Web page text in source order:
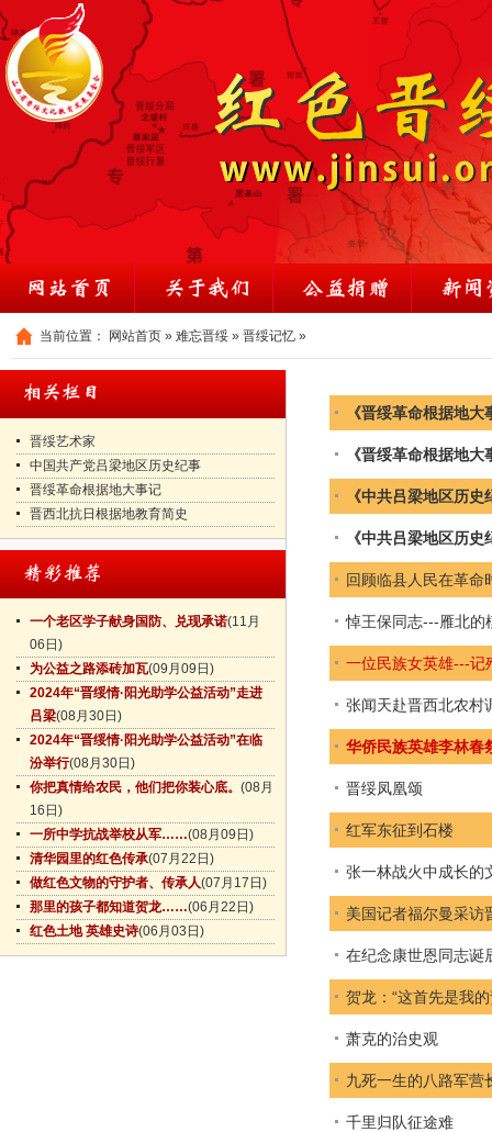
当前位置： 网站首页 » 难忘晋绥 » 晋绥记忆 »
晋绥艺术家
中国共产党吕梁地区历史纪事
晋绥革命根据地大事记
晋西北抗日根据地教育简史
一个老区学子献身国防、兑现承诺(11月
06日)
为公益之路添砖加瓦(09月09日)
2024年“晋绥情·阳光助学公益活动”走进
吕梁(08月30日)
2024年“晋绥情·阳光助学公益活动”在临
汾举行(08月30日)
你把真情给农民，他们把你装心底。 (08月
16日)
一所中学抗战举校从军……(08月09日)
清华园里的红色传承(07月22日)
做红色文物的守护者、传承人(07月17日)
那里的孩子都知道贺龙……(06月22日)
红色土地 英雄史诗(06月03日)
《晋绥革命根据地
《晋绥革命根据地
《中共吕梁地区历
《中共吕梁地区历
回顾临县人民在革命
悼王保同志---雁北的
一位民族女英雄---记
张闻天赴晋西北农村
华侨民族英雄李林春
晋绥凤凰颂
红军东征到石楼
张一林战火中成长的
美国记者福尔曼采访
在纪念康世恩同志诞
贺龙：“这首先是我的
萧克的治史观
九死一生的八路军营
千里归队征途难